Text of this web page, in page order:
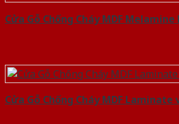
Cửa Gỗ Chống Cháy MDF Melamine
Cửa Gỗ Chống Cháy MDF Laminate